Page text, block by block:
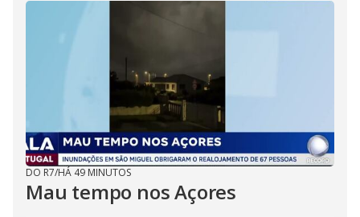
DO R7/HÁ 49 MINUTOS
Mau tempo nos Açores